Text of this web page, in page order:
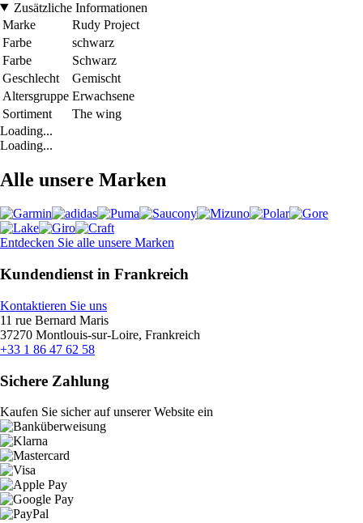
Zusätzliche Informationen
Marke
Rudy Project
Farbe
schwarz
Farbe
Schwarz
Geschlecht
Gemischt
Altersgruppe Erwachsene
Sortiment
The wing
Loading...
Loading...
Alle unsere Marken
Entdecken Sie alle unsere Marken
Kundendienst in Frankreich
Kontaktieren Sie uns
11 rue Bernard Maris
37270 Montlouis-sur-Loire, Frankreich
+33 1 86 47 62 58
Sichere Zahlung
Kaufen Sie sicher auf unserer Website ein